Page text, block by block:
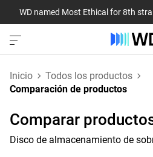
WD named Most Ethical for 8th
Inicio
Todos los productos
Comparación de productos
Comparar
Disco de almacenamiento de